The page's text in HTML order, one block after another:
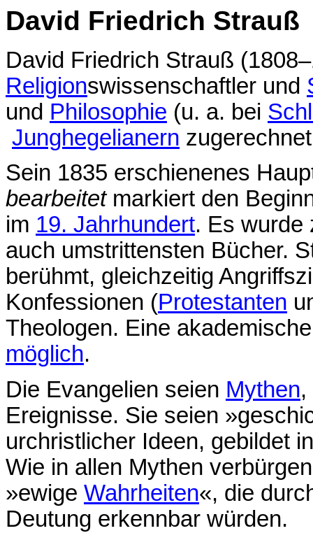
David Friedrich Strauß
David Friedrich Strauß
Religionswissenschaftler und
und Philosophie (u. a. bei
Junghegelianern
Sein 1835 erschienenes
bearbeitetmarkiert den
im 19. Jahrhundert. Es wurde
auch umstrittensten Bücher.
berühmt, gleichzeitig
Konfessionen (Protestanten
Theologen. Eine
möglich.
Die Evangelien seien Mythen
Ereignisse. Sie seien
urchristlicher Ideen, gebildet
Wie in allen Mythen
»ewige Wahrheiten«, die
Deutung erkennbar würden.